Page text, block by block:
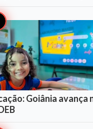
Goiânia avança